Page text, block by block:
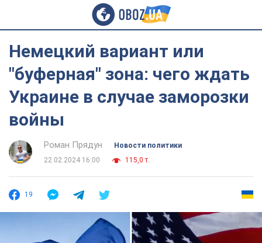
Немецкий вариант или
"буферная" зона: чего ждать
Украине в случае заморозки
войны
Роман Прядун
Новости политики
22.02.2024 16:00
115,0 т.
19